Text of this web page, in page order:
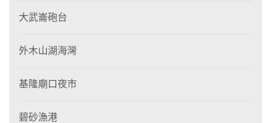
大武崙砲台
外木山湖海灣
基隆廟口夜市
碧砂漁港